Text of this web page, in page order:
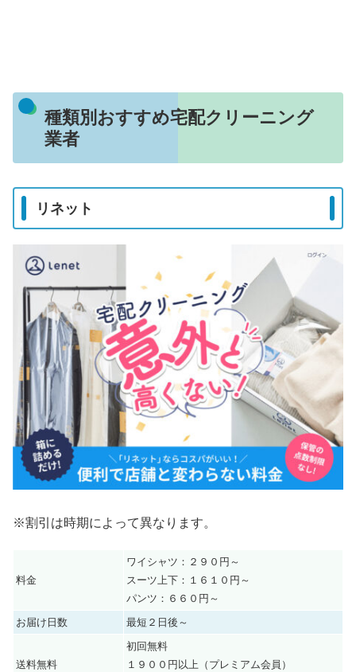
種類別おすすめ宅配クリーニング
業者
リネット
※割引は時期によって異なります。
料金
ワイシャツ：２９０円～
スーツ上下：１６１０円～
パンツ：６６０円～
お届け日数
最短２日後～
送料無料
初回無料
１９００円以上（プレミアム会員）